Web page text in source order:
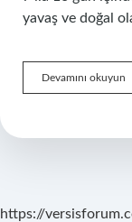
yavaş ve doğal
Devamını okuyun
https://